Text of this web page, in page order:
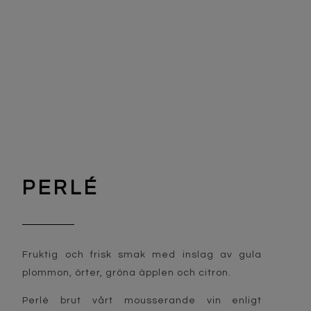
PERLÉ
Fruktig och frisk smak med inslag av gula
plommon, örter, gröna äpplen och citron.
Perlé brut vårt mousserande vin enligt